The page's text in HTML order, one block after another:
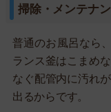
掃除・メンテナ
普通のお風呂なら
ランス釜はこまめ
なぐ配管内に汚れ
出るからです。